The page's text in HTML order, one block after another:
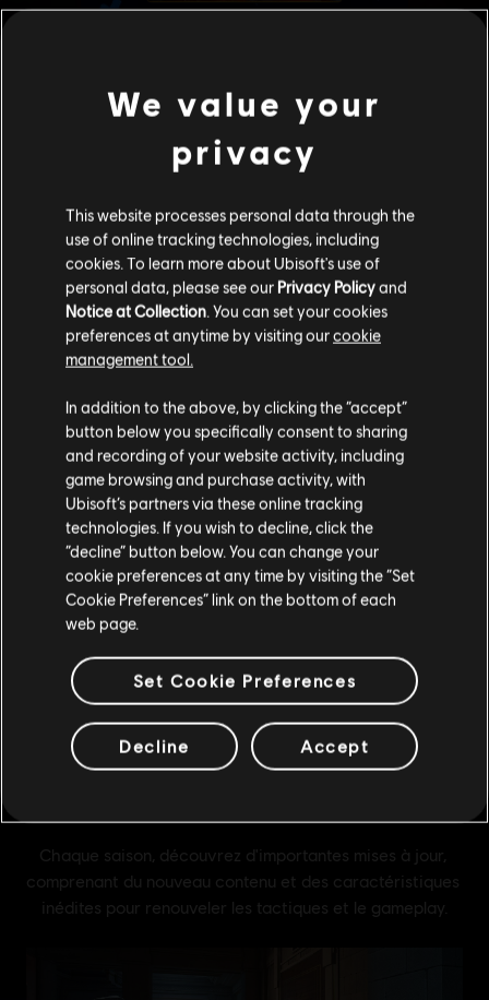
Si vous souhaitez faire un achat, veuillez vous
rendre sur votre Store local.
Rester sur le store actuel
Mettre à jour votre localisation
We value your
privacy
This website processes personal data through the
use of online tracking technologies, including
cookies. To learn more about Ubisoft's use of
personal data, please see our Privacy Policyand
Notice at Collection. You can set your cookies
preferences at anytime by visiting ourcookie
management tool.
In addition to the above, by clicking the “accept”
button below you specifically consent to sharing
and recording of your website activity, including
game browsing and purchase activity, with
Ubisoft’s partners via these online tracking
technologies. If you wish to decline, click the
“decline” button below. You can change your
cookie preferences at any time by visiting the “Set
Cookie Preferences” link on the bottom of each
web page.
Set Cookie Preferences
Decline Accept